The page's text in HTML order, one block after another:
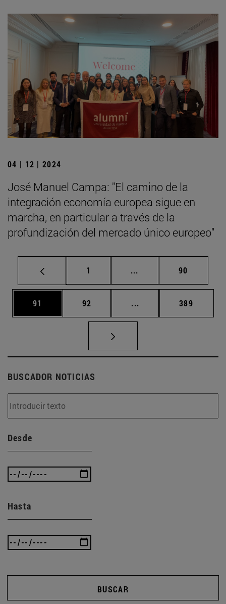
04 | 12 | 2024
José Manuel Campa: "El camino de la
integración economía europea sigue en
marcha, en particular a través de la
profundización del mercado único europeo"
Página
1 ... Páginas intermedias
Página
90
Página
91 Página
92 ... Páginas intermedias
Página
389
BUSCADOR NOTICIAS
Desde
Hasta
BUSCAR